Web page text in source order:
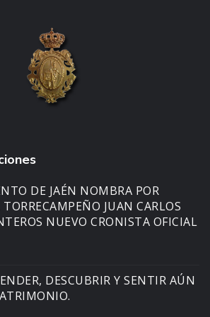
DE JAÉN NOMBRA POR
JUAN CARLOS
NUEVO CRONISTA OFICIAL
DESCUBRIR Y SENTIR AÚN